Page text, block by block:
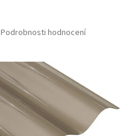
Podrobnosti hodnocení